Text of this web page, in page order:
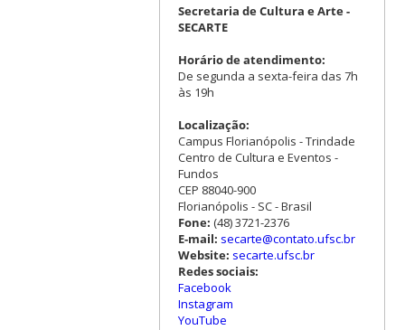
Secretaria de Cultura e Arte -
SECARTE
Horário de atendimento:
De segunda a sexta-feira das 7h
às 19h
Localização:
Campus Florianópolis - Trindade
Centro de Cultura e Eventos -
Fundos
CEP 88040-900
Florianópolis - SC - Brasil
Fone: (48) 3721-2376
E-mail: secarte@contato.ufsc.br
Website: secarte.ufsc.br
Redes sociais:
Facebook
Instagram
YouTube